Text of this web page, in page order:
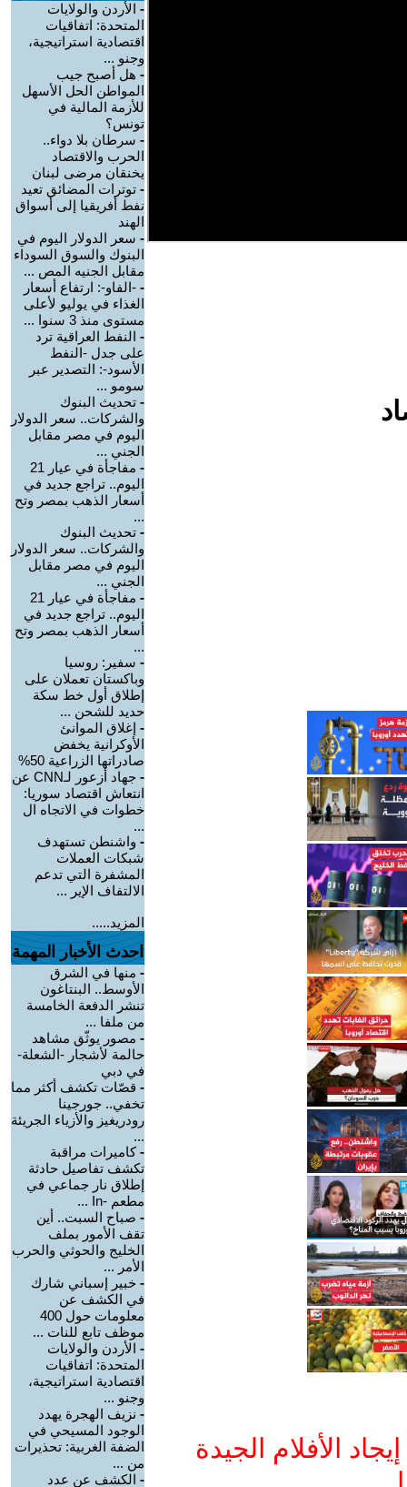
الأفلام الجيدة
- الأردن والولايات
المتحدة: اتفاقيات
اقتصادية استراتيجية،
وجنو ...
- هل أصبح جيب
المواطن الحل الأسهل
للأزمة المالية في
تونس؟
- سرطان بلا دواء..
الحرب والاقتصاد
يخنقان مرضى لبنان
- توترات المضائق تعيد
نفط أفريقيا إلى أسواق
الهند
- سعر الدولار اليوم في
البنوك والسوق السوداء
مقابل الجنيه المص ...
- -الفاو-: ارتفاع أسعار
الغذاء في يوليو لأعلى
مستوى منذ 3 سنوا ...
- النفط العراقية ترد
على جدل -النفط
الأسود-: التصدير عبر
سومو ...
- تحديث البنوك
والشركات.. سعر الدولار
اليوم في مصر مقابل
الجني ...
-
مفاجأة في عيار 21
اليوم.. تراجع جديد في
أسعار الذهب بمصر وتح
...
- تحديث البنوك
والشركات.. سعر الدولار
اليوم في مصر مقابل
الجني ...
-
مفاجأة في عيار 21
اليوم.. تراجع جديد في
أسعار الذهب بمصر وتح
...
- سفير: روسيا
وباكستان تعملان على
إطلاق أول خط سكة
حديد للشحن ...
- إغلاق الموانئ
الأوكرانية يخفض
صادراتها الزراعية 50%
-
جهاد أزعور لـCNN عن
انتعاش اقتصاد سوريا:
خطوات في الاتجاه ال
...
- واشنطن تستهدف
شبكات العملات
المشفرة التي تدعم
الالتفاف الإير ...
المزيد.....
احدث الأخبار المهمة
- منها في الشرق
الأوسط.. البنتاغون
تنشر الدفعة الخامسة
من ملفا ...
- مصور يوثّق مشاهد
حالمة لأشجار -الشعلة-
في دبي
- قصّات تكشف أكثر مما
تخفي.. جورجينا
رودريغيز والأزياء الجريئة
...
-كاميرات مراقبة
تكشف تفاصيل حادثة
إطلاق نار جماعي في
مطعم -In ...
- صباح السبت.. أين
تقف الأمور بملف
الخليج والحوثي والحرب
الأمر ...
- خبير إسباني شارك
في الكشف عن
معلومات حول 400
موظف تابع للنات ...
- الأردن والولايات
المتحدة: اتفاقيات
اقتصادية استراتيجية،
وجنو ...
- نزيف الهجرة يهدد
الوجود المسيحي في
الضفة الغربية: تحذيرات
من ...
- الكشف عن عدد